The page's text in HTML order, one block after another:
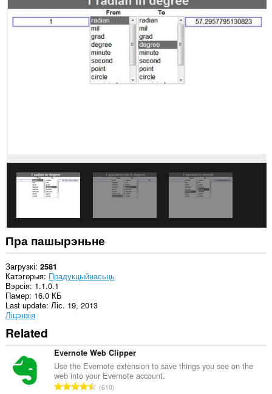
да
вашых
прагляду.
can
store
an
unlimited
amount
of
client-
side
data.
Пра пашырэньне
Загрузкі 2581
Катэгорыя Прадукцыйнасьць
Вэрсія 1.1.0.1
Памер 16.0 КБ
Last update Ліс. 19, 2013
Ліцэнзія
Related
Evernote Web Clipper
Use the Evernote extension to save things you see on the
web into your Evernote account.
А610